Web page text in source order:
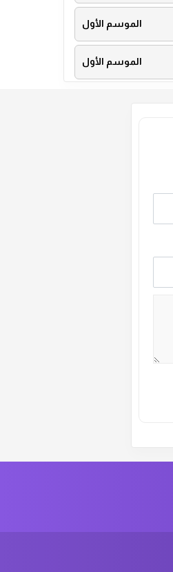
الموسم الأول
الموسم الأول